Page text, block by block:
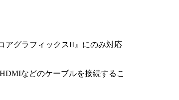
アグラフィックスII』にのみ対応
などのケーブルを接続するこ